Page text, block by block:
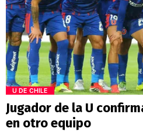
U DE CHILE
Jugador de la U
en otro equipo